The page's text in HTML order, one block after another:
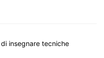
insegnare tecniche